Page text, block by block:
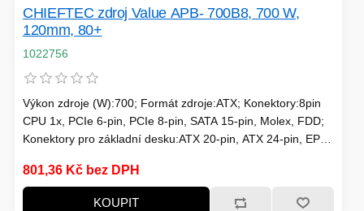
CHIEFTEC zdroj Value APB- 700B8, 700 W,
120mm, 80+
1022756
Výkon zdroje (W):700; Formát zdroje:ATX; Konektory:8pin
CPU 1x, PCIe 6-pin, PCIe 8-pin, SATA 15-pin, Molex, FDD;
Konektory pro základní desku:ATX 20-pin, ATX 24-pin, EPS
801,36 Kč bez DPH
KOUPIT